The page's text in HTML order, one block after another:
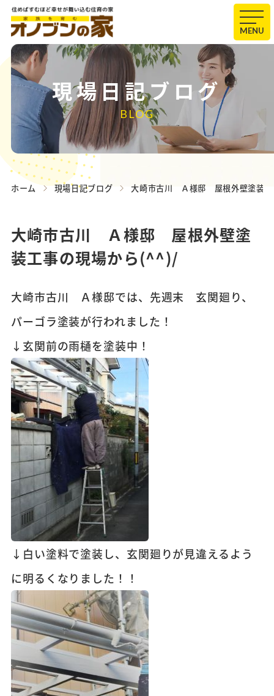
MENU
現場日記ブログ
BLOG
ホーム 現場日記ブログ 大崎市古川 Ａ様邸 屋根外壁塗装
大崎市古川 Ａ様邸 屋根外壁塗
装工事の現場から(^^)/
大崎市古川 Ａ様邸では、先週末 玄関廻り、
パーゴラ塗装が行われました！
↓玄関前の雨樋を塗装中！
↓白い塗料で塗装し、玄関廻りが見違えるよう
に明るくなりました！！